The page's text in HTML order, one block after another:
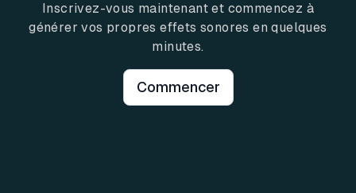
Inscrivez-vous maintenant et commencez à
générer vos propres effets sonores en quelques
minutes.
Commencer